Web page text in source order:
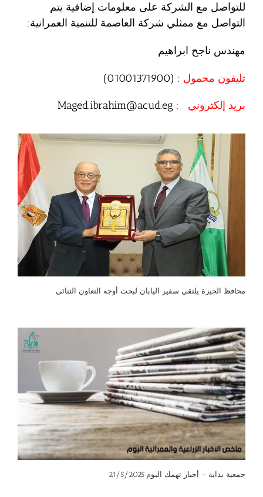
للتواصل مع الشركة على معلومات إضافية يتم
التواصل مع ممثلي شركة العاصمة للتنمية العمرانية:
مهندس ناجح ابراهيم
تليفون محمول : (01001371900)
بريد إلكتروني : Maged.ibrahim@acud.eg
محافظ الجيزة يلتقي سفير اليابان لبحث أوجه التعاون الثنائي
جمعية بداية – أخبار تهمك اليوم 21/5/2025